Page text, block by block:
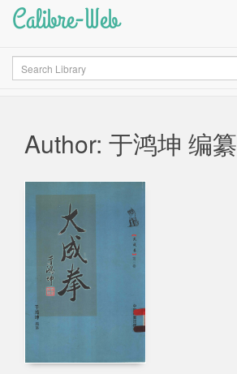
Calibre-Web
Search
Author: 于鸿坤 编纂